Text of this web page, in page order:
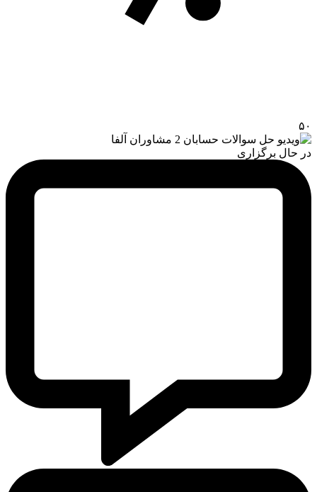
۵۰
در حال برگزاری